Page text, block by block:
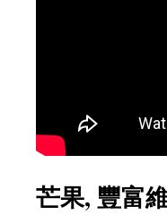
芒果, 豐富